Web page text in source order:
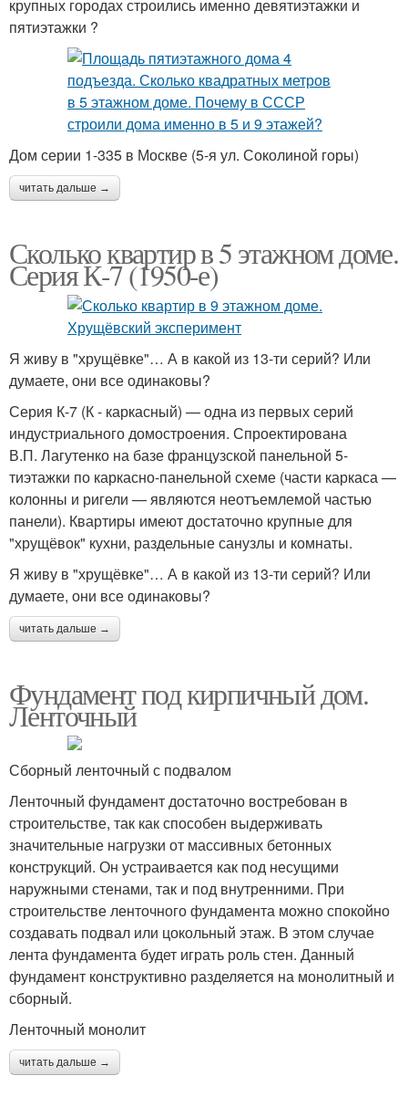
крупных городах строились именно девятиэтажки и
пятиэтажки ?
Дом серии 1-335 в Москве (5-я ул. Соколиной горы)
читать дальше →
Сколько квартир в 5 этажном доме.
Серия К-7 (1950-е)
Я живу в "хрущёвке"… А в какой из 13-ти серий? Или
думаете, они все одинаковы?
Серия К-7 (К - каркасный) — одна из первых серий
индустриального домостроения. Спроектирована
В.П. Лагутенко на базе французской панельной 5-
тиэтажки по каркасно-панельной схеме (части каркаса —
колонны и ригели — являются неотъемлемой частью
панели). Квартиры имеют достаточно крупные для
"хрущёвок" кухни, раздельные санузлы и комнаты.
Я живу в "хрущёвке"… А в какой из 13-ти серий? Или
думаете, они все одинаковы?
читать дальше →
Фундамент под кирпичный дом.
Ленточный
Сборный ленточный с подвалом
Ленточный фундамент достаточно востребован в
строительстве, так как способен выдерживать
значительные нагрузки от массивных бетонных
конструкций. Он устраивается как под несущими
наружными стенами, так и под внутренними. При
строительстве ленточного фундамента можно спокойно
создавать подвал или цокольный этаж. В этом случае
лента фундамента будет играть роль стен. Данный
фундамент конструктивно разделяется на монолитный и
сборный.
Ленточный монолит
читать дальше →